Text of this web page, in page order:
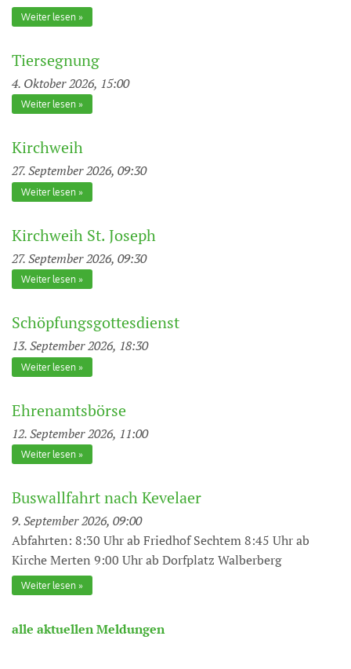
Weiter lesen
Tiersegnung
4. Oktober 2026, 15:00
Weiter lesen
Kirchweih
27. September 2026, 09:30
Weiter lesen
Kirchweih St. Joseph
27. September 2026, 09:30
Weiter lesen
Schöpfungsgottesdienst
13. September 2026, 18:30
Weiter lesen
Ehrenamtsbörse
12. September 2026, 11:00
Weiter lesen
Buswallfahrt nach Kevelaer
9. September 2026, 09:00
Abfahrten: 8:30 Uhr ab Friedhof Sechtem 8:45 Uhr ab
Kirche Merten 9:00 Uhr ab Dorfplatz Walberberg
Weiter lesen
alle aktuellen Meldungen